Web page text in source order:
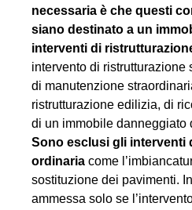
necessaria è che questi
siano destinato a un
interventi di
intervento di ristrutturazione
di manutenzione
ristrutturazione edilizia, di
di un immobile danneggiato
Sono esclusi gli interventi
ordinaria come
sostituzione dei pavimenti.
ammessa solo se